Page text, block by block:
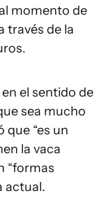
momento de
través de la
el sentido de
sea mucho
que “es un
la vaca
“formas
actual.